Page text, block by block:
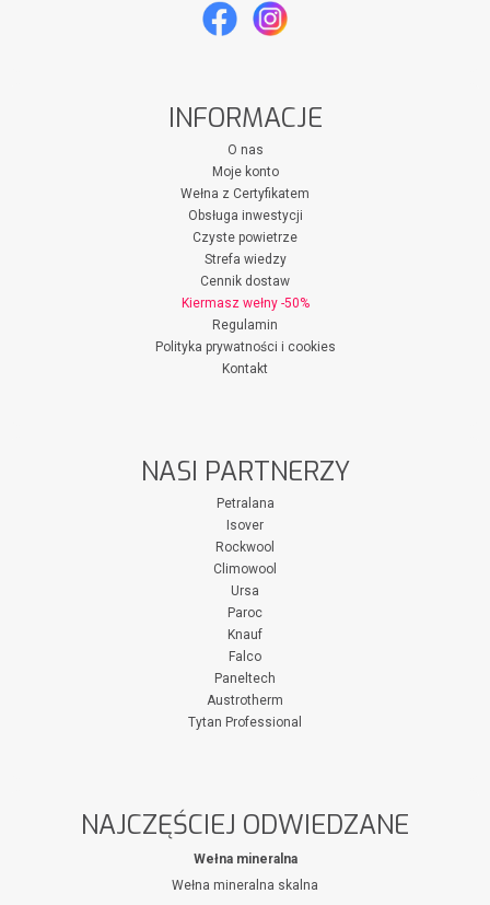
INFORMACJE
O nas
Moje konto
Wełna z Certyfikatem
Obsługa inwestycji
Czyste powietrze
Strefa wiedzy
Cennik dostaw
Kiermasz wełny -50%
Regulamin
Polityka prywatności i cookies
Kontakt
NASI PARTNERZY
Petralana
Isover
Rockwool
Climowool
Ursa
Paroc
Knauf
Falco
Paneltech
Austrotherm
Tytan Professional
NAJCZĘŚCIEJ ODWIEDZANE
Wełna mineralna
Wełna mineralna skalna